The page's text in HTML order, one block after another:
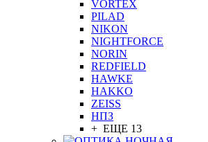
VORTEX
PILAD
NIKON
NIGHTFORCE
NORIN
REDFIELD
HAWKE
HAKKO
ZEISS
НПЗ
+ ЕЩЕ 13